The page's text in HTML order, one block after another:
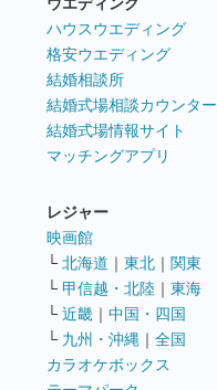
ハウスウエディング
格安ウエディング
結婚相談所
結婚式場相談カウンター
結婚式場情報サイト
マッチングアプリ
レジャー
映画館
└ 北海道 ｜ 東北 ｜ 関東
└ 甲信越・北陸 ｜ 東海
└ 近畿 ｜ 中国・四国
└ 九州・沖縄 ｜ 全国
カラオケボックス